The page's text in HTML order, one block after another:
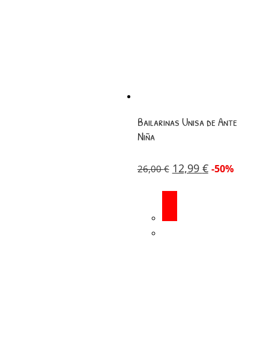
Bailarinas Unisa de Ante
Niña
26,00€ 12,99 € -50%